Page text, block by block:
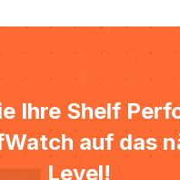
Ihre Shelf
auf das
Level!